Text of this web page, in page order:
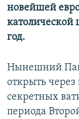
новейшей
католической
год.
Нынешний
открыть через
секретных
периода